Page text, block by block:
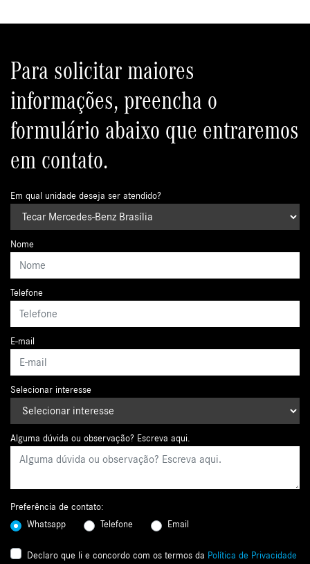
Para solicitar maiores
informações, preencha o
formulário abaixo que entraremos
em contato.
Em qual unidade deseja ser atendido?
Nome
Telefone
E-mail
Selecionar interesse
Alguma dúvida ou observação? Escreva aqui.
Preferência de contato:
Whatsapp
Telefone Email
Declaro que li e concordo com os termos da Política de Privacidade